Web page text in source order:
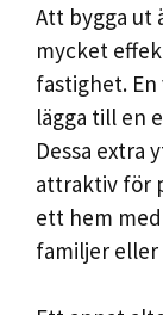
Att bygga ut
mycket
fastighet.
lägga till en
Dessa extra
attraktiv för
ett hem
familjer eller